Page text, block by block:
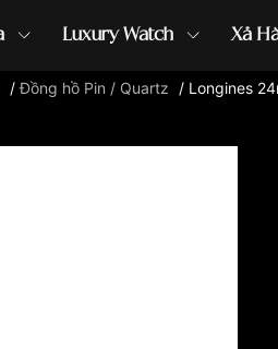
Luxury Watch Xả
đồng hồ G-Shock đồng hồ Orient ...
/Đồng hồ Pin / Quartz / Longines